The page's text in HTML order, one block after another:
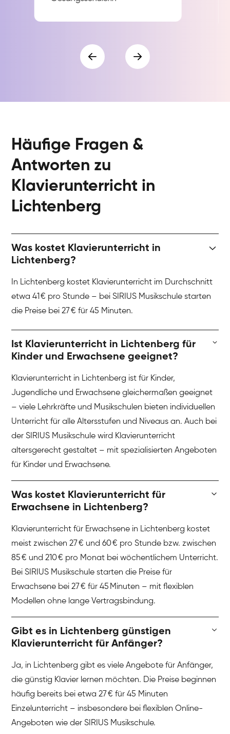
Häufige Fragen &
Antworten zu
Klavierunterricht in
Lichtenberg
Was kostet Klavierunterricht in
Lichtenberg?
In Lichtenberg kostet Klavierunterricht im Durchschnitt
etwa 41 € pro Stunde – bei SIRIUS Musikschule starten
die Preise bei 27 € für 45 Minuten.
Ist Klavierunterricht in Lichtenberg für
Kinder und Erwachsene geeignet?
Klavierunterricht in Lichtenberg ist für Kinder,
Jugendliche und Erwachsene gleichermaßen geeignet
– viele Lehrkräfte und Musikschulen bieten individuellen
Unterricht für alle Altersstufen und Niveaus an. Auch bei
der SIRIUS Musikschule wird Klavierunterricht
altersgerecht gestaltet – mit spezialisierten Angeboten
für Kinder und Erwachsene.
Was kostet Klavierunterricht für
Erwachsene in Lichtenberg?
Klavierunterricht für Erwachsene in Lichtenberg kostet
meist zwischen 27 € und 60 € pro Stunde bzw. zwischen
85 € und 210 € pro Monat bei wöchentlichem Unterricht.
Bei SIRIUS Musikschule starten die Preise für
Erwachsene bei 27 € für 45 Minuten – mit flexiblen
Modellen ohne lange Vertragsbindung.
Gibt es in Lichtenberg günstigen
Klavierunterricht für Anfänger?
Ja, in Lichtenberg gibt es viele Angebote für Anfänger,
die günstig Klavier lernen möchten. Die Preise beginnen
häufig bereits bei etwa 27 € für 45 Minuten
Einzelunterricht – insbesondere bei flexiblen Online-
Angeboten wie der SIRIUS Musikschule.